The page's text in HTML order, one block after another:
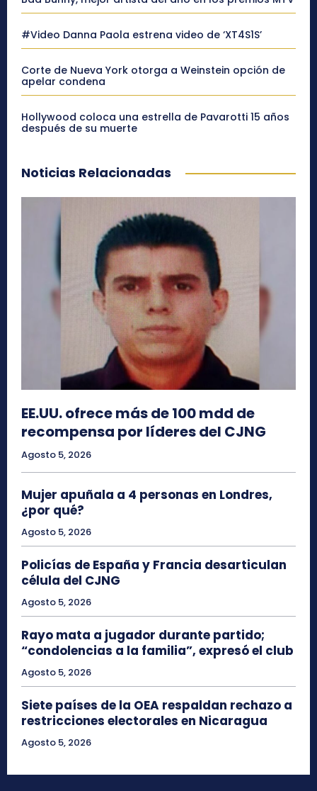
#Video Danna Paola estrena video de ‘XT4S1S’
Corte de Nueva York otorga a Weinstein opción de
apelar condena
Hollywood coloca una estrella de Pavarotti 15 años
después de su muerte
Noticias Relacionadas
EE.UU. ofrece más de 100 mdd de
recompensa por líderes del CJNG
Agosto 5, 2026
Mujer apuñala a 4 personas en Londres,
¿por qué?
Agosto 5, 2026
Policías de España y Francia desarticulan
célula del CJNG
Agosto 5, 2026
Rayo mata a jugador durante partido;
“condolencias a la familia”, expresó el club
Agosto 5, 2026
Siete países de la OEA respaldan rechazo a
restricciones electorales en Nicaragua
Agosto 5, 2026